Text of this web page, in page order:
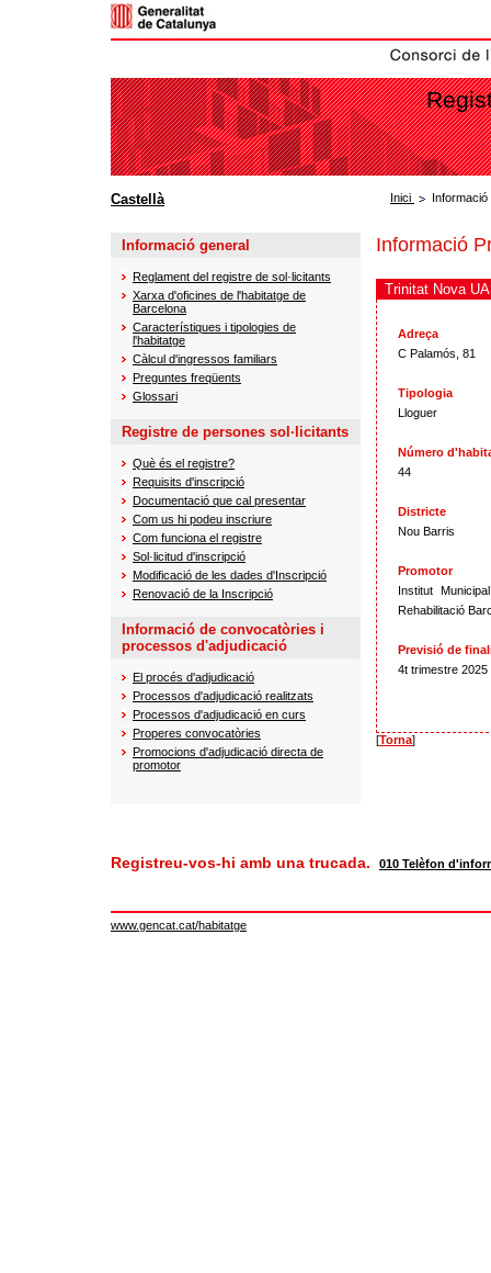
Castellà Inici
Informació general
Reglament del registre de sol·licitants
Xarxa d'oficines de l'habitatge de
Barcelona
Característiques i tipologies de
l'habitatge
Càlcul d'ingressos familiars
Preguntes freqüents
Glossari
Registre de persones sol·licitants
Què és el registre?
Requisits d'inscripció
Documentació que cal presentar
Com us hi podeu inscriure
Com funciona el registre
Sol·licitud d'inscripció
Modificació de les dades d'Inscripció
Renovació de la Inscripció
Informació de convocatòries i
processos d'adjudicació
El procés d'adjudicació
Processos d'adjudicació realitzats
Processos d'adjudicació en curs
Properes convocatòries
Promocions d'adjudicació directa de
promotor
Informació
Trinitat Nova
Adreça
C Palamós, 81
Tipologia
Lloguer
Número
44
Districte
Nou Barris
Promotor
Institut
Rehabilitació
Previsió de
4t trimestre 2025
[Torna]
Registreu-vos-hi amb una trucada. 010 Telèfon
www.gencat.cat/habitatge